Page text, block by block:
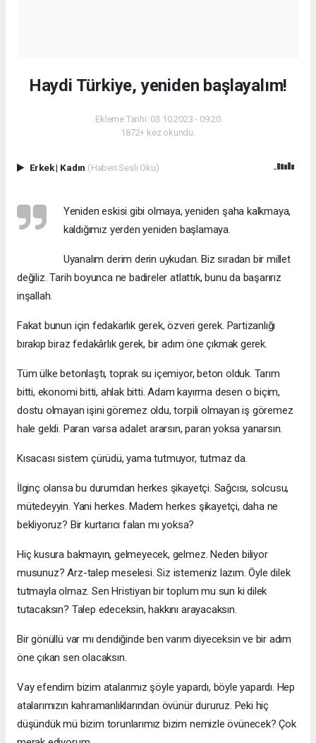
Haydi Türkiye, yeniden başlayalım!
Ekleme Tarihi: 03.10.2023 - 09:20
1872+ kez okundu.
Erkek| Kadın (Haberi Sesli Oku)
Yeniden eskisi gibi olmaya, yeniden şaha kalkmaya,
kaldığımız yerden yeniden başlamaya.
Uyanalım derim derin uykudan. Biz sıradan bir millet
değiliz. Tarih boyunca ne badireler atlattık, bunu da başarırız
inşallah.
Fakat bunun için fedakarlık gerek, özveri gerek. Partizanlığı
bırakıp biraz fedakârlık gerek, bir adım öne çıkmak gerek.
Tüm ülke betonlaştı, toprak su içemiyor, beton olduk. Tarım
bitti, ekonomi bitti, ahlak bitti. Adam kayırma desen o biçim,
dostu olmayan işini göremez oldu, torpili olmayan iş göremez
hale geldi. Paran varsa adalet ararsın, paran yoksa yanarsın.
Kısacası sistem çürüdü, yama tutmuyor, tutmaz da.
İlginç olansa bu durumdan herkes şikayetçi. Sağcısı, solcusu,
mütedeyyin. Yani herkes. Madem herkes şikayetçi, daha ne
bekliyoruz? Bir kurtarıcı falan mı yoksa?
Hiç kusura bakmayın, gelmeyecek, gelmez. Neden biliyor
musunuz? Arz-talep meselesi. Siz istemeniz lazım. Öyle dilek
tutmayla olmaz. Sen Hristiyan bir toplum mu sun ki dilek
tutacaksın? Talep edeceksin, hakkını arayacaksın.
Bir gönüllü var mı dendiğinde ben varım diyeceksin ve bir adım
öne çıkan sen olacaksın.
Vay efendim bizim atalarımız şöyle yapardı, böyle yapardı. Hep
atalarımızın kahramanlıklarından övünür dururuz. Peki hiç
düşündük mü bizim torunlarımız bizim nemizle övünecek? Çok